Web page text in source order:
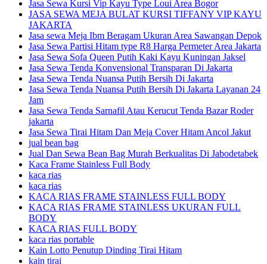
Jasa Sewa Kursi Vip Kayu Type Loui Area Bogor
JASA SEWA MEJA BULAT KURSI TIFFANY VIP KAYU
JAKARTA
Jasa sewa Meja Ibm Beragam Ukuran Area Sawangan Depok
Jasa Sewa Partisi Hitam type R8 Harga Permeter Area Jakarta
Jasa Sewa Sofa Queen Putih Kaki Kayu Kuningan Jaksel
Jasa Sewa Tenda Konvensional Transparan Di Jakarta
Jasa Sewa Tenda Nuansa Putih Bersih Di Jakarta
Jasa Sewa Tenda Nuansa Putih Bersih Di Jakarta Layanan 24
Jam
Jasa Sewa Tenda Sarnafil Atau Kerucut Tenda Bazar Roder
jakarta
Jasa Sewa Tirai Hitam Dan Meja Cover Hitam Ancol Jakut
jual bean bag
Jual Dan Sewa Bean Bag Murah Berkualitas Di Jabodetabek
Kaca Frame Stainless Full Body
kaca rias
kaca rias
KACA RIAS FRAME STAINLESS FULL BODY
KACA RIAS FRAME STAINLESS UKURAN FULL
BODY
KACA RIAS FULL BODY
kaca rias portable
Kain Lotto Penutup Dinding Tirai Hitam
kain tirai